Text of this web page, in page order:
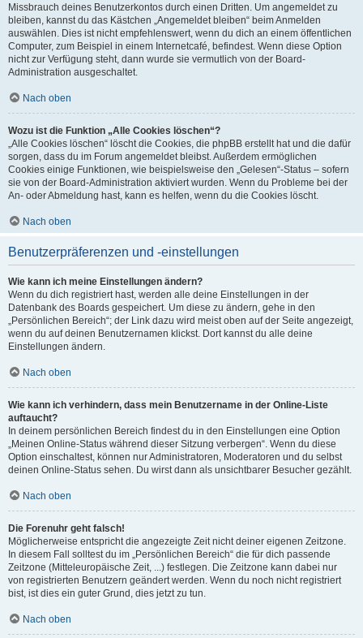
Missbrauch deines Benutzerkontos durch einen Dritten. Um angemeldet zu
bleiben, kannst du das Kästchen „Angemeldet bleiben“ beim Anmelden
auswählen. Dies ist nicht empfehlenswert, wenn du dich an einem öffentlichen
Computer, zum Beispiel in einem Internetcafé, befindest. Wenn diese Option
nicht zur Verfügung steht, dann wurde sie vermutlich von der Board-
Administration ausgeschaltet.
Nach oben
Wozu ist die Funktion „Alle Cookies löschen“?
„Alle Cookies löschen“ löscht die Cookies, die phpBB erstellt hat und die dafür
sorgen, dass du im Forum angemeldet bleibst. Außerdem ermöglichen
Cookies einige Funktionen, wie beispielsweise den „Gelesen“-Status – sofern
sie von der Board-Administration aktiviert wurden. Wenn du Probleme bei der
An- oder Abmeldung hast, kann es helfen, wenn du die Cookies löscht.
Nach oben
Benutzerpräferenzen und -einstellungen
Wie kann ich meine Einstellungen ändern?
Wenn du dich registriert hast, werden alle deine Einstellungen in der
Datenbank des Boards gespeichert. Um diese zu ändern, gehe in den
„Persönlichen Bereich“; der Link dazu wird meist oben auf der Seite angezeigt,
wenn du auf deinen Benutzernamen klickst. Dort kannst du alle deine
Einstellungen ändern.
Nach oben
Wie kann ich verhindern, dass mein Benutzername in der Online-Liste
auftaucht?
In deinem persönlichen Bereich findest du in den Einstellungen eine Option
„Meinen Online-Status während dieser Sitzung verbergen“. Wenn du diese
Option einschaltest, können nur Administratoren, Moderatoren und du selbst
deinen Online-Status sehen. Du wirst dann als unsichtbarer Besucher gezählt.
Nach oben
Die Forenuhr geht falsch!
Möglicherweise entspricht die angezeigte Zeit nicht deiner eigenen Zeitzone.
In diesem Fall solltest du im „Persönlichen Bereich“ die für dich passende
Zeitzone (Mitteleuropäische Zeit, ...) festlegen. Die Zeitzone kann dabei nur
von registrierten Benutzern geändert werden. Wenn du noch nicht registriert
bist, ist dies ein guter Grund, dies jetzt zu tun.
Nach oben